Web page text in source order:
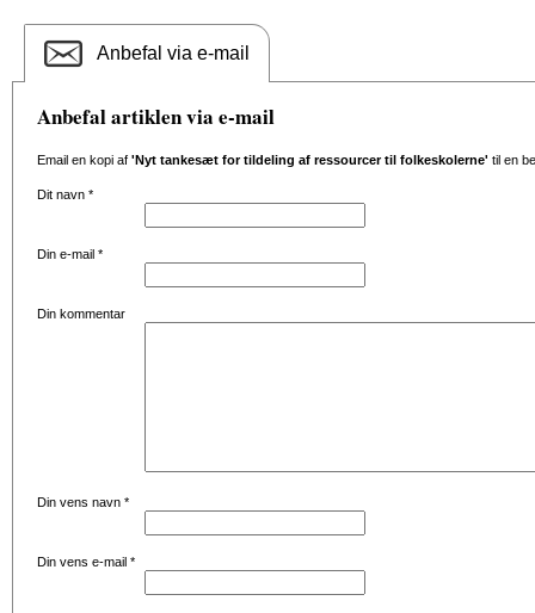
Anbefal via e-mail
Anbefal artiklen via e-mail
Email en kopi af 'Nyt tankesæt for tildeling af ressourcer til folkeskolerne' til en
Dit navn *
Din e-mail *
Din kommentar
Din vens navn *
Din vens e-mail *